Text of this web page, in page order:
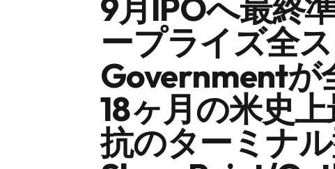
9月IPOへ最終
ープライズ全
Governmentが
18ヶ月の米史
抗のターミナ